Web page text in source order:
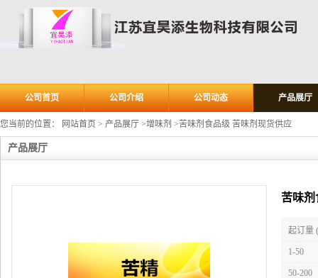
公司首页 公司介绍 公司动态 产品展厅
您当前的位置： 网站首页 > 产品展厅 >增味剂 >苦味剂食品级 苦味剂现货供应
产品展厅
苦味
起订量
1-50
50-200